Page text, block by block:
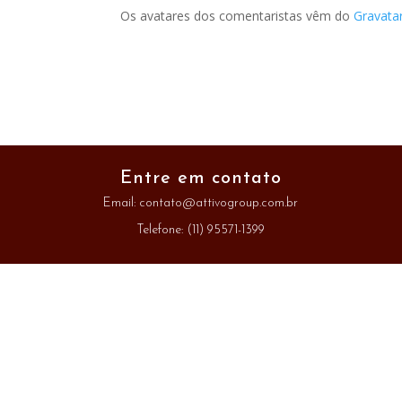
Os avatares dos comentaristas vêm do
Entre em contato
Email: contato@attivogroup.com.br
Telefone: (11) 95571-1399